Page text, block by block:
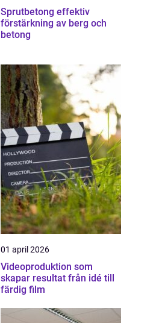
Sprutbetong effektiv
förstärkning av berg och
betong
01 april 2026
Videoproduktion som
skapar resultat från idé till
färdig film